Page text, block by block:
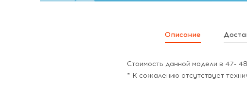
Описание
Стоимость данной модели в 47-
* К сожалению отсутствует